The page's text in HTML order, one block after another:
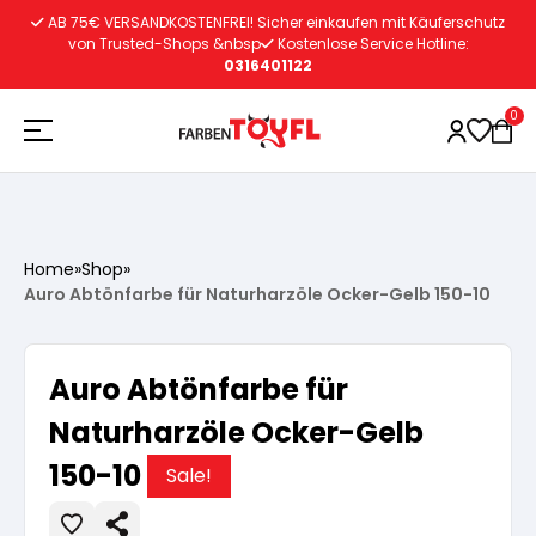
Wasserlösliche Grundierung
Lösemittelhältige Grundierung
Vorbereitung
Wasserlösliche Grundierung
Autoreparatur
Vorbereitung
Innenfarben
AB 75€ VERSANDKOSTENFREI! Sicher einkaufen mit Käuferschutz
von Trusted-Shops &nbsp
Kostenlose Service Hotline:
0316401122
0
Home»Shop»
Auro Abtönfarbe für Naturharzöle Ocker-Gelb 150-10
Auro Abtönfarbe für
Naturharzöle Ocker-Gelb
150-10
Sale!